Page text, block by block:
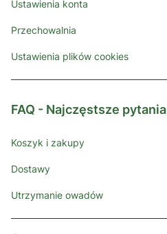
Ustawienia konta
Przechowalnia
Ustawienia plików cookies
FAQ - Najczęstsze pytania
Koszyk i zakupy
Dostawy
Utrzymanie owadów